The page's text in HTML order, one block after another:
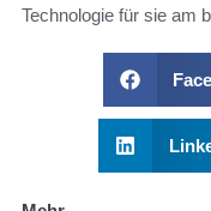
Technologie für sie am